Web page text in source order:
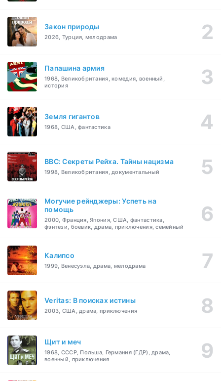
Закон природы
2026, Турция, мелодрама
Папашина армия
1968, Великобритания, комедия, военный,
история
Земля гигантов
1968, США, фантастика
BBC: Секреты Рейха. Тайны нацизма
1998, Великобритания, документальный
Могучие рейнджеры: Успеть на
помощь
2000, Франция, Япония, США, фантастика,
фэнтези, боевик, драма, приключения, семейный
Калипсо
1999, Венесуэла, драма, мелодрама
Veritas: В поисках истины
2003, США, драма, приключения
Щит и меч
1968, СССР, Польша, Германия (ГДР), драма,
военный, приключения